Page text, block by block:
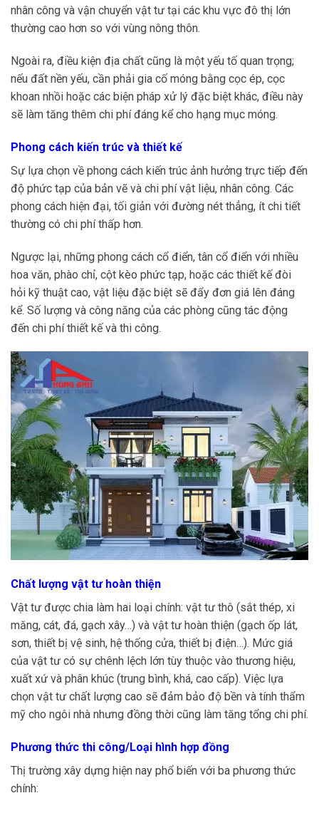
nhân công và vận chuyển vật tư tại các khu vực đô thị lớn
thường cao hơn so với vùng nông thôn.
Ngoài ra, điều kiện địa chất cũng là một yếu tố quan trọng;
nếu đất nền yếu, cần phải gia cố móng bằng cọc ép, cọc
khoan nhồi hoặc các biện pháp xử lý đặc biệt khác, điều này
sẽ làm tăng thêm chi phí đáng kể cho hạng mục móng.
Phong cách kiến trúc và thiết kế
Sự lựa chọn về phong cách kiến trúc ảnh hưởng trực tiếp đến
độ phức tạp của bản vẽ và chi phí vật liệu, nhân công. Các
phong cách hiện đại, tối giản với đường nét thẳng, ít chi tiết
thường có chi phí thấp hơn.
Ngược lại, những phong cách cổ điển, tân cổ điển với nhiều
hoa văn, phào chỉ, cột kèo phức tạp, hoặc các thiết kế đòi
hỏi kỹ thuật cao, vật liệu đặc biệt sẽ đẩy đơn giá lên đáng
kể. Số lượng và công năng của các phòng cũng tác động
đến chi phí thiết kế và thi công.
Chất lượng vật tư hoàn thiện
Vật tư được chia làm hai loại chính: vật tư thô (sắt thép, xi
măng, cát, đá, gạch xây…) và vật tư hoàn thiện (gạch ốp lát,
sơn, thiết bị vệ sinh, hệ thống cửa, thiết bị điện…). Mức giá
của vật tư có sự chênh lệch lớn tùy thuộc vào thương hiệu,
xuất xứ và phân khúc (trung bình, khá, cao cấp). Việc lựa
chọn vật tư chất lượng cao sẽ đảm bảo độ bền và tính thẩm
mỹ cho ngôi nhà nhưng đồng thời cũng làm tăng tổng chi phí.
Phương thức thi công/Loại hình hợp đồng
Thị trường xây dựng hiện nay phổ biến với ba phương thức
chính: